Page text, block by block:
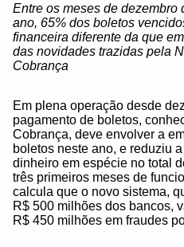
Entre os meses de dezembro
ano, 65% dos boletos
financeira diferente da que
das novidades trazidas pela
Cobrança
Em plena operação desde
pagamento de boletos,
Cobrança, deve envolver a
boletos neste ano, e reduziu
dinheiro em espécie no total
três primeiros meses de
calcula que o novo sistema,
R$ 500 milhões dos bancos,
R$ 450 milhões em fraudes